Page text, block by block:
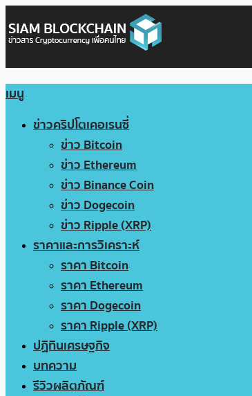
เมนู
ข่าวคริปโตเคอเรนซี่
ข่าว Bitcoin
ข่าว Ethereum
ข่าว Binance Coin
ข่าว Dogecoin
ข่าว Ripple (XRP)
ราคาและการวิเคราะห์
ราคา Bitcoin
ราคา Ethereum
ราคา Dogecoin
ราคา Ripple (XRP)
ปฏิทินเศรษฐกิจ
บทความ
รีวิวผลิตภัณฑ์